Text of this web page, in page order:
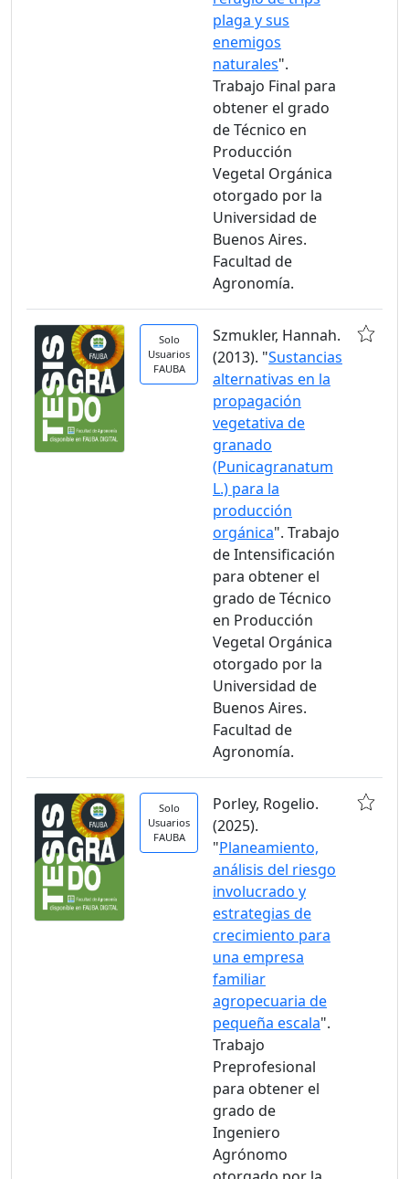
plaga y sus
enemigos
naturales".
Trabajo Final para
obtener el grado
de Técnico en
Producción
Vegetal Orgánica
otorgado por la
Universidad de
Buenos Aires.
Facultad de
Agronomía.
Solo
Usuarios
FAUBA
Szmukler, Hannah.
(2013). "Sustancias
alternativas en la
propagación
vegetativa de
granado
(Punicagranatum
L.) para la
producción
orgánica". Trabajo
de Intensificación
para obtener el
grado de Técnico
en Producción
Vegetal Orgánica
otorgado por la
Universidad de
Buenos Aires.
Facultad de
Agronomía.
Solo
Usuarios
FAUBA
Porley, Rogelio.
(2025).
"Planeamiento,
análisis del riesgo
involucrado y
estrategias de
crecimiento para
una empresa
familiar
agropecuaria de
pequeña escala".
Trabajo
Preprofesional
para obtener el
grado de
Ingeniero
Agrónomo